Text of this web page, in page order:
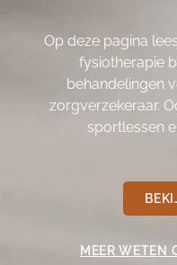
Op deze pagina
fysiotherapie
behandelingen
zorgverzekeraar.
sportlessen
MEER WETEN